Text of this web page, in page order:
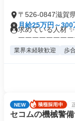
〒526-0847滋賀
月給25万円～300
求めている人材
￣￣￣￣￣￣￣￣
業界未経験歓迎 歩
NEW
セコムの機械警